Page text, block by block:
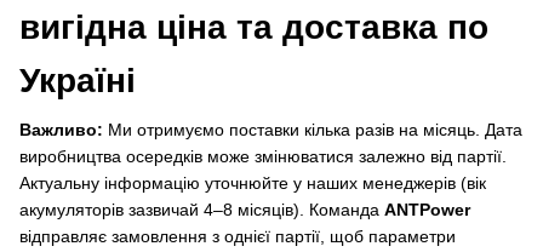
вигідна ціна та доставка по
Україні
Важливо: Ми отримуємо поставки кілька разів на місяць. Дата
виробництва осередків може змінюватися залежно від партії.
Актуальну інформацію уточнюйте у наших менеджерів (вік
акумуляторів зазвичай 4–8 місяців). Команда ANTPower
відправляє замовлення з однієї партії, щоб параметри